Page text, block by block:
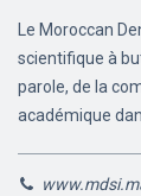
Le Moroccan
scientifique à
parole, de la
académique